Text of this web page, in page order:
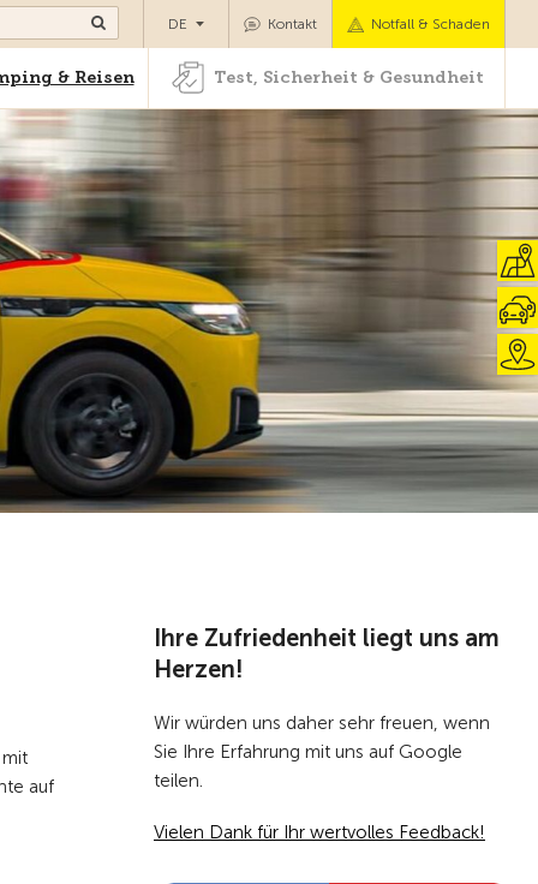
Camping & Reisen Test, Sicherheit & Gesundheit
Kontakt Notfall & Schaden
DE
& Reisen Test, Sicherheit & Gesundheit
auf
Ihre Zufriedenheit liegt uns am
Herzen!
Wir würden uns daher sehr freuen, wenn
Sie Ihre Erfahrung mit uns auf Google
teilen.
Vielen Dank für Ihr wertvolles Feedback!